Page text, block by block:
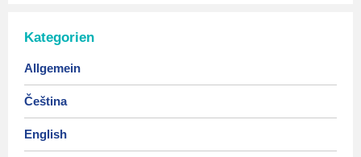
Kategorien
Allgemein
Čeština
English